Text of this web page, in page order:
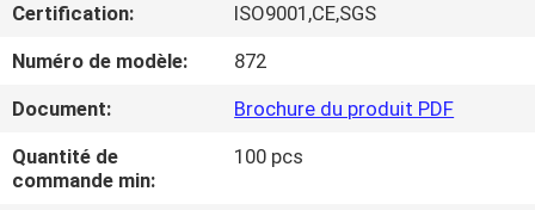
À
PROPOS
DE
NOUS
Certification:
ISO9001,CE,SGS
Numéro de modèle:
872
Document:
Brochure du produit PDF
Quantité de
commande min:
100 pcs